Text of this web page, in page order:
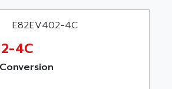
4C